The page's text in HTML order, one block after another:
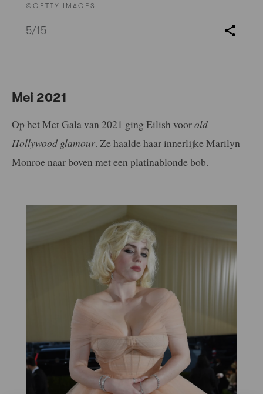
©GETTY IMAGES
5/15
Mei 2021
Op het Met Gala van 2021 ging Eilish voorold
Hollywood glamour. Ze haalde haar innerlijke Marilyn
Monroe naar boven met een platinablonde bob.